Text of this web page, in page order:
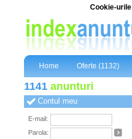
Cookie-urile
Home Oferte (1132)
1141 anunturi
Contul meu
E-mail:
Parola: